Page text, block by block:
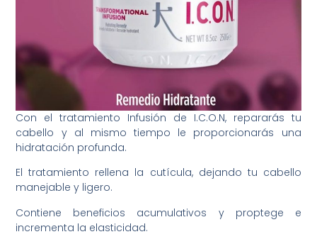
Con el tratamiento Infusión de I.C.O.N, repararás tu
cabello y al mismo tiempo le proporcionarás una
hidratación profunda.
El tratamiento rellena la cutícula, dejando tu cabello
manejable y ligero.
Contiene beneficios acumulativos y proptege e
incrementa la elasticidad.